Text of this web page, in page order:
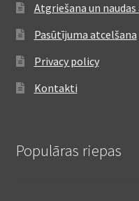
Atgriešana un
Pasūtījuma atcelšana
Privacy policy
Kontakti
Populāras riepas